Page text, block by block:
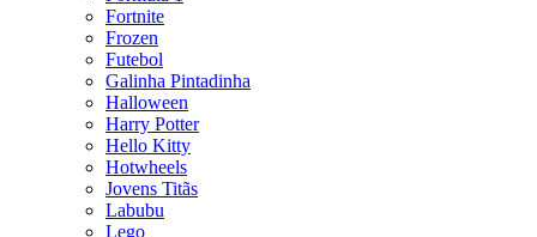
Fortnite
Frozen
Futebol
Galinha Pintadinha
Halloween
Harry Potter
Hello Kitty
Hotwheels
Jovens Titãs
Labubu
Lego